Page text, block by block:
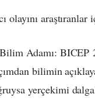
olayını
Adamı:  BICEP
bilimin
yerçekimi